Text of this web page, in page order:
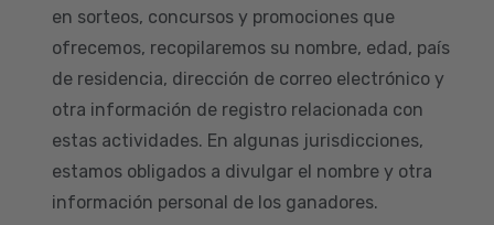
en sorteos, concursos y promociones que
ofrecemos, recopilaremos su nombre, edad, país
de residencia, dirección de correo electrónico y
otra información de registro relacionada con
estas actividades. En algunas jurisdicciones,
estamos obligados a divulgar el nombre y otra
información personal de los ganadores.